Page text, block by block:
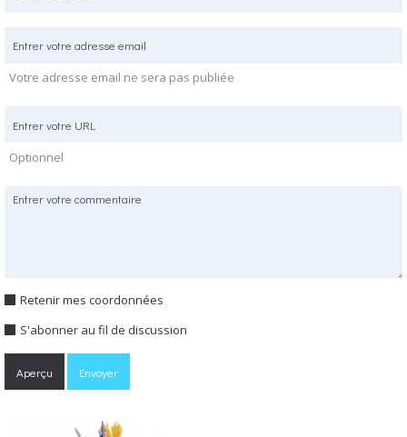
Votre adresse email ne sera pas publiée
Optionnel
Retenir mes coordonnées
S'abonner au fil de discussion